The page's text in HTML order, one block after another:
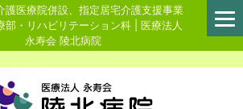
護医療院併設、指定居宅介護支援事業
部・リハビリテーション科 | 医療法人
永寿会 陵北病院